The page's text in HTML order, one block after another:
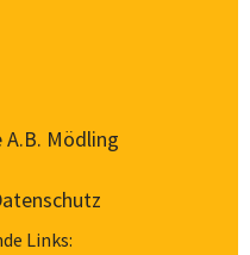
Mödling
Links: